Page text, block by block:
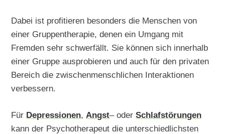
Dabei ist profitieren besonders die Menschen von
einer Gruppentherapie, denen ein Umgang mit
Fremden sehr schwerfällt. Sie können sich innerhalb
einer Gruppe ausprobieren und auch für den privaten
Bereich die zwischenmenschlichen Interaktionen
verbessern.
Für Depressionen, Angst– oderSchlafstörungen
kann der Psychotherapeut die unterschiedlichsten